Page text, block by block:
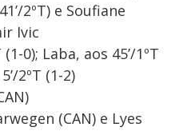
2ºT) e Soufiane
Ivic
0); Laba, aos 45’/1ºT
2ºT (1-2)
(CAN) e Lyes